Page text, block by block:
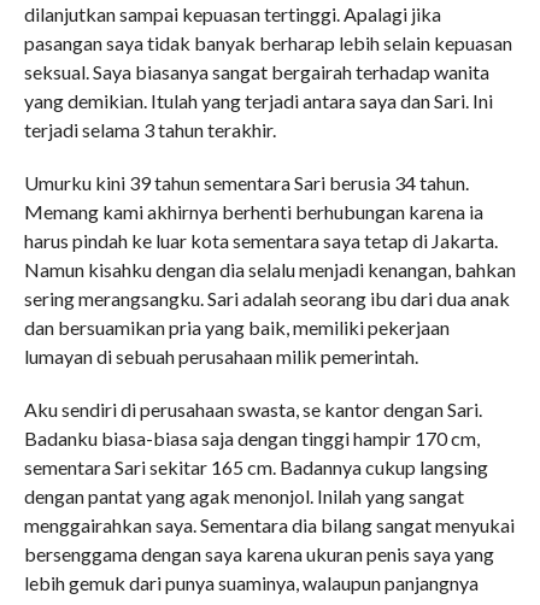
dilanjutkan sampai kepuasan tertinggi. Apalagi jika
pasangan saya tidak banyak berharap lebih selain kepuasan
seksual. Saya biasanya sangat bergairah terhadap wanita
yang demikian. Itulah yang terjadi antara saya dan Sari. Ini
terjadi selama 3 tahun terakhir.
Umurku kini 39 tahun sementara Sari berusia 34 tahun.
Memang kami akhirnya berhenti berhubungan karena ia
harus pindah ke luar kota sementara saya tetap di Jakarta.
Namun kisahku dengan dia selalu menjadi kenangan, bahkan
sering merangsangku. Sari adalah seorang ibu dari dua anak
dan bersuamikan pria yang baik, memiliki pekerjaan
lumayan di sebuah perusahaan milik pemerintah.
Aku sendiri di perusahaan swasta, se kantor dengan Sari.
Badanku biasa-biasa saja dengan tinggi hampir 170 cm,
sementara Sari sekitar 165 cm. Badannya cukup langsing
dengan pantat yang agak menonjol. Inilah yang sangat
menggairahkan saya. Sementara dia bilang sangat menyukai
bersenggama dengan saya karena ukuran penis saya yang
lebih gemuk dari punya suaminya, walaupun panjangnya